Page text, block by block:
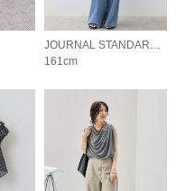
JOURNAL STANDARD relume LADYS
161cm